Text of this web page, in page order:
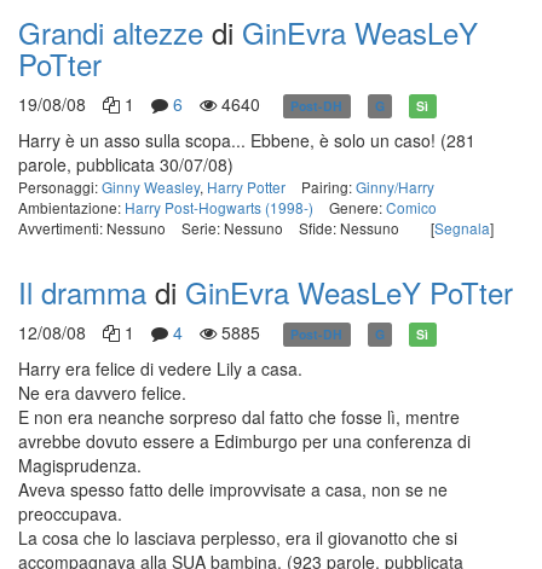
Grandi altezze di GinEvra WeasLeY
PoTter
19/08/08 1 6 4640 Post-DH G Sì
Harry è un asso sulla scopa... Ebbene, è solo un caso! (281
parole, pubblicata 30/07/08)
Personaggi:Ginny Weasley, Harry Potter Pairing:Ginny/Harry
Ambientazione: Harry Post-Hogwarts (1998-) Genere:Comico
Avvertimenti: Nessuno
Serie: Nessuno Sfide: Nessuno [Segnala]
Il dramma di GinEvra WeasLeY PoTter
12/08/08 1 4 5885 Post-DH G Sì
Harry era felice di vedere Lily a casa.
Ne era davvero felice.
E non era neanche sorpreso dal fatto che fosse lì, mentre
avrebbe dovuto essere a Edimburgo per una conferenza di
Magisprudenza.
Aveva spesso fatto delle improvvisate a casa, non se ne
preoccupava.
La cosa che lo lasciava perplesso, era il giovanotto che si
accompagnava alla SUA bambina. (923 parole, pubblicata